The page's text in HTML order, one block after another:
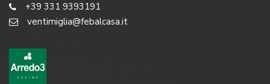
+39 331 9393191
ventimiglia@febalcasa.it